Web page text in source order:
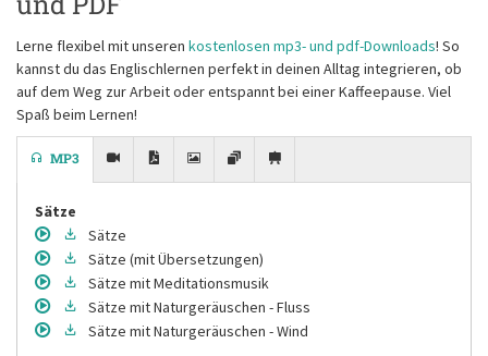
Lerne flexibel mit unseren kostenlosen mp3- und pdf-Downloads! So
kannst du das Englischlernen perfekt in deinen Alltag integrieren, ob
auf dem Weg zur Arbeit oder entspannt bei einer Kaffeepause. Viel
Spaß beim Lernen!
MP3
Sätze
Sätze
Sätze (mit Übersetzungen)
Sätze mit Meditationsmusik
Sätze mit Naturgeräuschen - Fluss
Sätze mit Naturgeräuschen - Wind